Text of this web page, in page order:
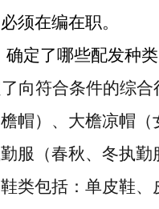
须在编在职。
确定了哪些配发种
了向符合条件的综
帽）、大檐凉帽
服（春秋、冬执
类包括：单皮鞋